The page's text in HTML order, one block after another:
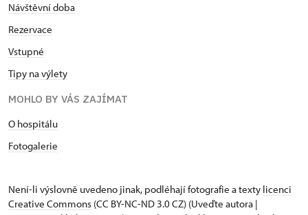
Návštěvní doba
Rezervace
Vstupné
Tipy na výlety
MOHLO BY VÁS ZAJÍMAT
O hospitálu
Fotogalerie
Není-li výslovně uvedeno jinak, podléhají fotografie a texty licenci
Creative Commons (CC BY-NC-ND 3.0 CZ) (Uveďte autora |